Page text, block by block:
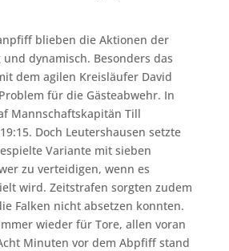
blieben die Aktionen der
dynamisch. Besonders das
dem agilen Kreisläufer David
für die Gästeabwehr. In
Mannschaftskapitän Till
Doch Leutershausen setzte
Variante mit sieben
zu verteidigen, wenn es
wird. Zeitstrafen sorgten zudem
Falken nicht absetzen konnten.
wieder für Tore, allen voran
Minuten vor dem Abpfiff stand